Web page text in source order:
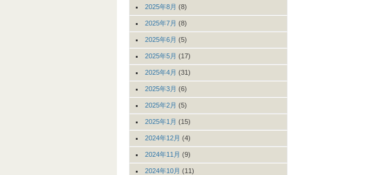
2025年8月 (8)
2025年7月 (8)
2025年6月 (5)
2025年5月 (17)
2025年4月 (31)
2025年3月 (6)
2025年2月 (5)
2025年1月 (15)
2024年12月 (4)
2024年11月 (9)
2024年10月 (11)